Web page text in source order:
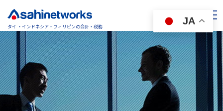
タイ ・インドネシア・フィリピンの会計・税務
JA